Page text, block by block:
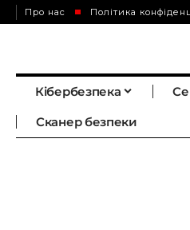
Про нас Політика
Кібербезпека
Сканер безпеки